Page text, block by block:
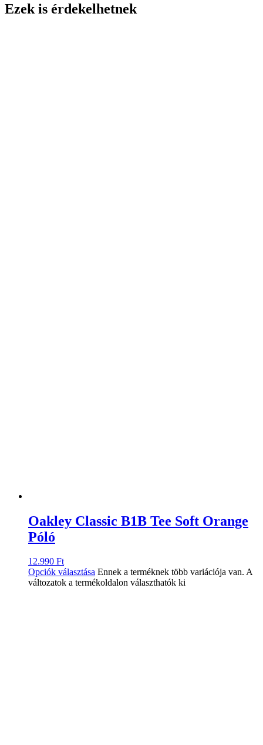
Ezek is érdekelhetnek
Oakley Classic B1B Tee Soft Orange
Póló
12.990 Ft
Opciók választása Ennek a terméknek több variációja van. A
változatok a termékoldalon választhatók ki